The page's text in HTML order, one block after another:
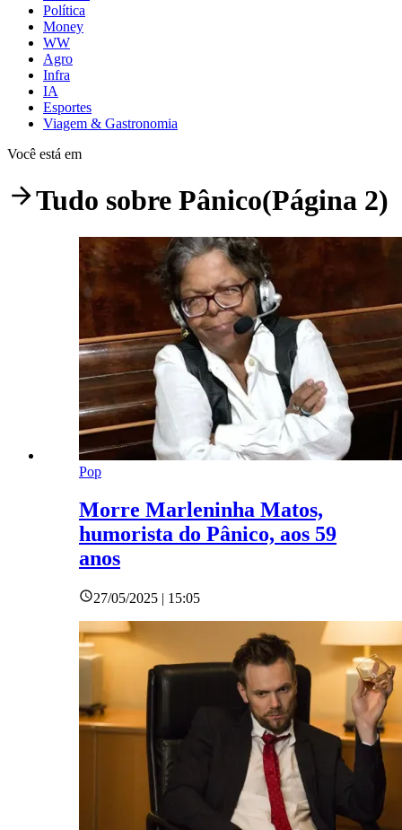
Política
Money
WW
Agro
Infra
IA
Esportes
Viagem & Gastronomia
Você está em
Tudo sobre Pânico(Página 2)
Pop
Morre Marleninha Matos,
humorista do Pânico, aos 59
anos
27/05/2025 | 15:05